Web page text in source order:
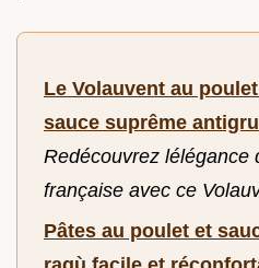
Le Volauvent au
sauce suprême
Redécouvrez lélégance
française avec ce
Pâtes au poulet et